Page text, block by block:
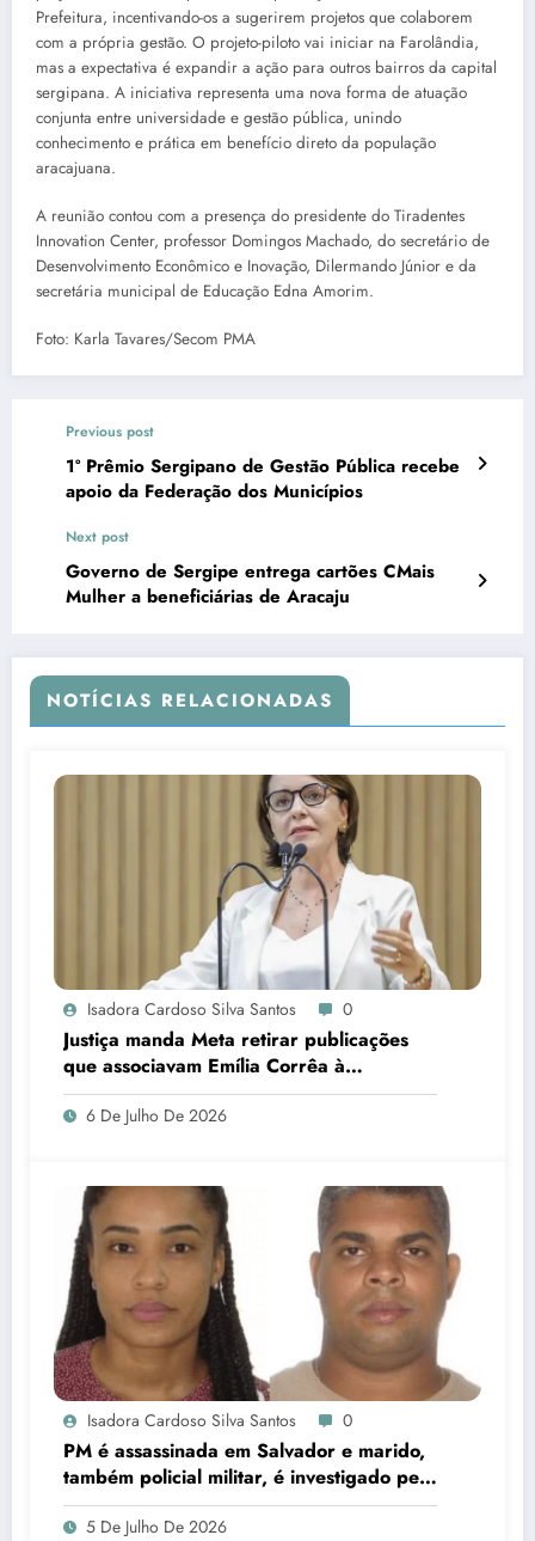
Prefeitura, incentivando-os a sugerirem projetos que colaborem
com a própria gestão. O projeto-piloto vai iniciar na Farolândia,
mas a expectativa é expandir a ação para outros bairros da capital
sergipana. A iniciativa representa uma nova forma de atuação
conjunta entre universidade e gestão pública, unindo
conhecimento e prática em benefício direto da população
aracajuana.
A reunião contou com a presença do presidente do Tiradentes
Innovation Center, professor Domingos Machado, do secretário de
Desenvolvimento Econômico e Inovação, Dilermando Júnior e da
secretária municipal de Educação Edna Amorim.
Foto: Karla Tavares/Secom PMA
Previous post
1º Prêmio Sergipano de Gestão Pública recebe
apoio da Federação dos Municípios
Next post
Governo de Sergipe entrega cartões CMais
Mulher a beneficiárias de Aracaju
NOTÍCIAS RELACIONADAS
Isadora Cardoso Silva Santos 0
Justiça manda Meta retirar publicações
que associavam Emília Corrêa à
corrupção e identificar responsáveis
6 De Julho De 2026
Isadora Cardoso Silva Santos 0
PM é assassinada em Salvador e marido,
também policial militar, é investigado pelo
crime
5 De Julho De 2026